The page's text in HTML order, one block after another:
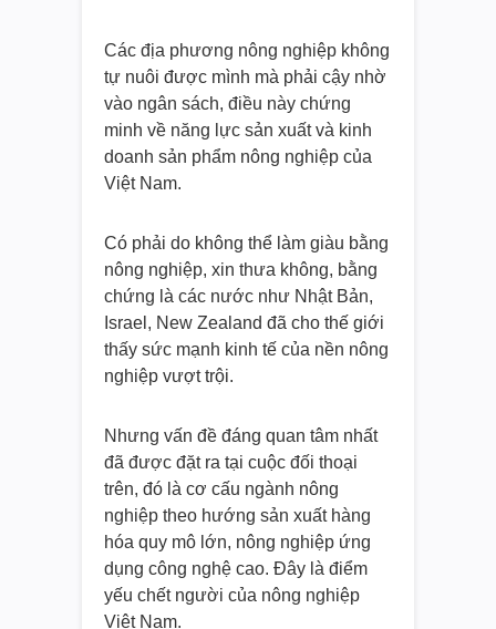
Các địa phương nông nghiệp không
tự nuôi được mình mà phải cậy nhờ
vào ngân sách, điều này chứng
minh về năng lực sản xuất và kinh
doanh sản phẩm nông nghiệp của
Việt Nam.
Có phải do không thể làm giàu bằng
nông nghiệp, xin thưa không, bằng
chứng là các nước như Nhật Bản,
Israel, New Zealand đã cho thế giới
thấy sức mạnh kinh tế của nền nông
nghiệp vượt trội.
Nhưng vấn đề đáng quan tâm nhất
đã được đặt ra tại cuộc đối thoại
trên, đó là cơ cấu ngành nông
nghiệp theo hướng sản xuất hàng
hóa quy mô lớn, nông nghiệp ứng
dụng công nghệ cao. Đây là điểm
yếu chết người của nông nghiệp
Việt Nam.